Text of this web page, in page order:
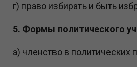
г) право избирать и быть
5. Формы политического
а) членство в политических